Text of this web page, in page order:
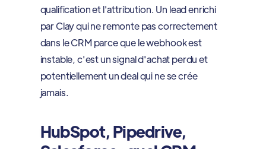
qualification et l'attribution. Un lead enrichi
par Clay qui ne remonte pas correctement
dans le CRM parce que le webhook est
instable, c'est un signal d'achat perdu et
potentiellement un deal qui ne se crée
jamais.
HubSpot, Pipedrive,